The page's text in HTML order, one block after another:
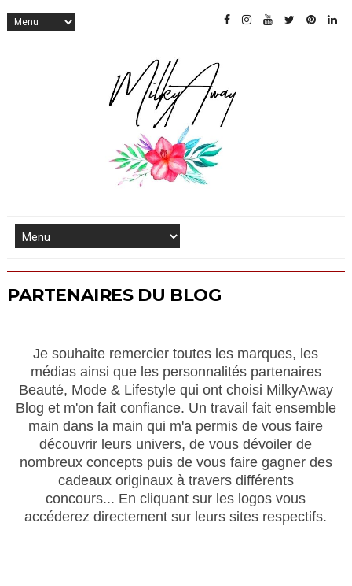
PARTENAIRES DU BLOG
Je souhaite remercier toutes les marques, les
médias ainsi que les personnalités partenaires
Beauté, Mode& Lifestyle qui ont choisi MilkyAway
Blog et m'on fait confiance. Un travail fait ensemble
main dans la main qui m'a permis de vous faire
découvrir leurs univers, de vous dévoiler de
nombreux concepts puis de vous faire gagner des
cadeaux originaux à travers différents
concours... En cliquant sur les logos vous
accéderez directement sur leurs sites respectifs.